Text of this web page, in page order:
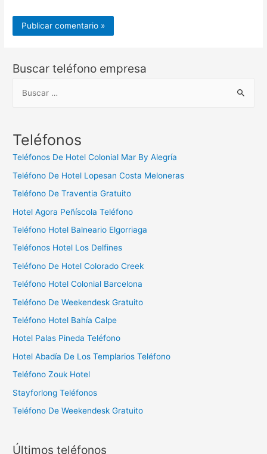
Buscar teléfono empresa
c
:
Teléfonos
Teléfonos De Hotel Colonial Mar By Alegría
Teléfono De Hotel Lopesan Costa Meloneras
Teléfono De Traventia Gratuito
Hotel Agora Peñíscola Teléfono
Teléfono Hotel Balneario Elgorriaga
Teléfonos Hotel Los Delfines
Teléfono De Hotel Colorado Creek
Teléfono Hotel Colonial Barcelona
Teléfono De Weekendesk Gratuito
Teléfono Hotel Bahía Calpe
Hotel Palas Pineda Teléfono
Hotel Abadía De Los Templarios Teléfono
Teléfono Zouk Hotel
Stayforlong Teléfonos
Teléfono De Weekendesk Gratuito
Últimos teléfonos